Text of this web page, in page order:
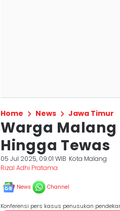
Home News Jawa Timur
Warga Malang
Hingga Tewas
05 Jul 2025, 09:01 WIB Kota Malang
Rizal Adhi Pratama
News Channel
Konferensi pers kasus penusukan